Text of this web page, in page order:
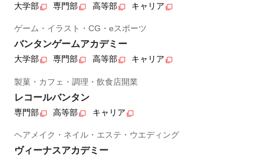
大学部 専門部 高等部 キャリア
ゲーム・イラスト・CG・eスポーツ
バンタンゲームアカデミー
大学部 専門部 高等部 キャリア
製菓・カフェ・調理・飲食店開業
レコールバンタン
専門部 高等部 キャリア
ヘアメイク・ネイル・エステ・ウエディング
ヴィーナスアカデミー